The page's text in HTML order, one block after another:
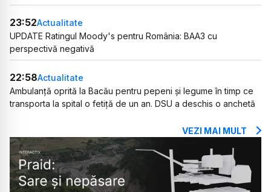
23:52Actualitate
UPDATE Ratingul Moody's pentru România: BAA3 cu
perspectivă negativă
22:58Actualitate
Ambulanță oprită la Bacău pentru pepeni și legume în timp ce
transporta la spital o fetiță de un an. DSU a deschis o anchetă
VEZI MAI MULT